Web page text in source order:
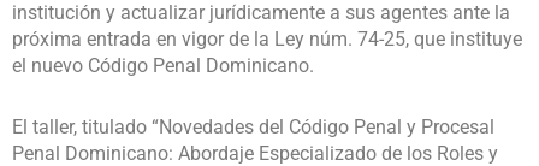
institución y actualizar jurídicamente a sus agentes ante la
próxima entrada en vigor de la Ley núm. 74-25, que instituye
el nuevo Código Penal Dominicano.
El taller, titulado “Novedades del Código Penal y Procesal
Penal Dominicano: Abordaje Especializado de los Roles y